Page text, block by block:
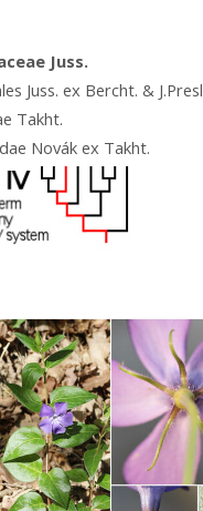
Juss.
Juss. ex Bercht. & J.Presl
Takht.
Novák ex Takht.